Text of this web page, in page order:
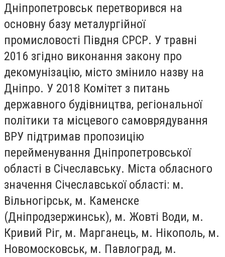
Дніпропетровськ перетворився на
основну базу металургійної
промисловості Півдня СРСР. У травні
2016 згідно виконання закону про
декомунізацію, місто змінило назву на
Дніпро. У 2018 Комітет з питань
державного будівництва, регіональної
політики та місцевого самоврядування
ВРУ підтримав пропозицію
перейменування Дніпропетровської
області в Січеславську. Міста обласного
значення Січеславської області: м.
Вільногірськ, м. Каменске
(Дніпродзержинськ), м. Жовті Води, м.
Кривий Ріг, м. Марганець, м. Нікополь, м.
Новомосковськ, м. Павлоград, м.